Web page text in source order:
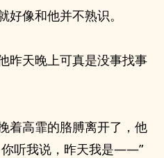
像和他并不熟识。
昨天晚上可真是没事找事
着高霏的胳膊离开了，他
你听我说，昨天我是——”